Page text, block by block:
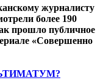
журналисту
более 190
прошло публичное
«Совершенно